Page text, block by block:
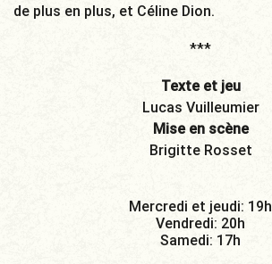
de plus en plus, et Céline Dion.
***
Texte et jeu
Lucas Vuilleumier
Mise en scène
Brigitte Rosset
Mercredi et jeudi: 19h
Vendredi: 20h
Samedi: 17h